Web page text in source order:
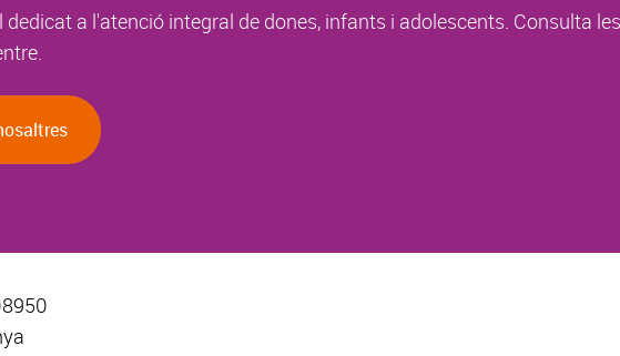
a l'atenció integral de dones, infants i adolescents. Consulta